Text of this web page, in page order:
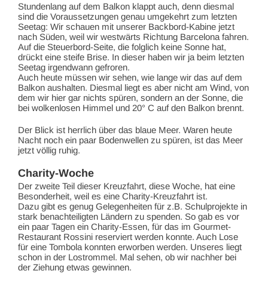
Stundenlang auf dem Balkon klappt auch, denn diesmal
sind die Voraussetzungen genau umgekehrt zum letzten
Seetag: Wir schauen mit unserer Backbord-Kabine jetzt
nach Süden, weil wir westwärts Richtung Barcelona fahren.
Auf die Steuerbord-Seite, die folglich keine Sonne hat,
drückt eine steife Brise. In dieser haben wir ja beim letzten
Seetag irgendwann gefroren.
Auch heute müssen wir sehen, wie lange wir das auf dem
Balkon aushalten. Diesmal liegt es aber nicht am Wind, von
dem wir hier gar nichts spüren, sondern an der Sonne, die
bei wolkenlosen Himmel und 20° C auf den Balkon brennt.
Der Blick ist herrlich über das blaue Meer. Waren heute
Nacht noch ein paar Bodenwellen zu spüren, ist das Meer
jetzt völlig ruhig.
Charity-Woche
Der zweite Teil dieser Kreuzfahrt, diese Woche, hat eine
Besonderheit, weil es eine Charity-Kreuzfahrt ist.
Dazu gibt es genug Gelegenheiten für z.B. Schulprojekte in
stark benachteiligten Ländern zu spenden. So gab es vor
ein paar Tagen ein Charity-Essen, für das im Gourmet-
Restaurant Rossini reserviert werden konnte. Auch Lose
für eine Tombola konnten erworben werden. Unseres liegt
schon in der Lostrommel. Mal sehen, ob wir nachher bei
der Ziehung etwas gewinnen.